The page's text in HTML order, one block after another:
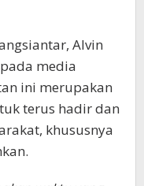
Alvin
media
ini merupakan
terus hadir dan
khususnya